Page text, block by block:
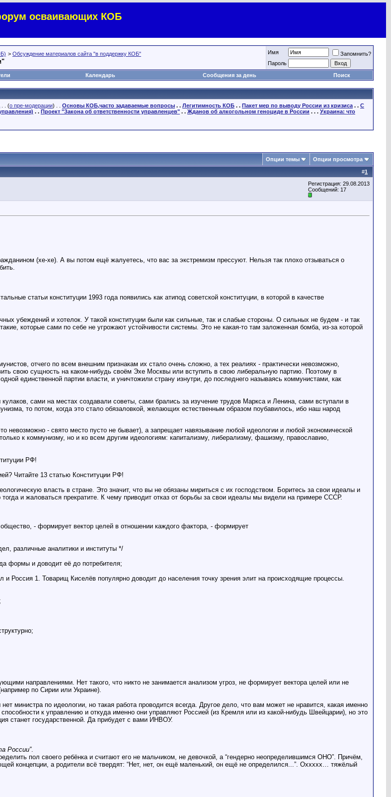
осваивающих КОБ
> Обсуждение материалов сайта "в поддержку КОБ" Имя
Запомнить?
Пароль
Календарь Сообщения за день Поиск
. . (о пре-модерации) . . Основы КОБ,часто задаваемые вопросы . . Легитимность КОБ . . Пакет мер по выводу России из кризиса . . С
. . Проект "Закона об ответственности управленцев" . . Жданов об алкогольном геноциде в России . . . Украина: что
Опции темы Опции просмотра
#1
Регистрация: 29.08.2013
Сообщений: 17
(хе-хе). А вы потом ещё жалуетесь, что вас за экстремизм прессуют. Нельзя так плохо отзываться о
статьи конституции 1993 года появились как атипод советской конституции, в которой в качестве
убеждений и хотелок. У такой конституции были как сильные, так и слабые стороны. О сильных не будем - и так
которые сами по себе не угрожают устойчивости системы. Это не какая-то там заложенная бомба, из-за которой
отчего по всем внешним признакам их стало очень сложно, а тех реалиях - практически невозможно,
свою сущность на каком-нибудь своём Эхе Москвы или вступить в свою либеральную партию. Поэтому в
единственной партии власти, и уничтожили страну изнутри, до последнего называясь коммунистами, как
сами на местах создавали советы, сами брались за изучение трудов Маркса и Ленина, сами вступали в
то потом, когда это стало обязаловкой, желающих естественным образом поубавилось, ибо наш народ
невозможно - свято место пусто не бывает), а запрещает навязывание любой идеологии и любой экономической
к коммунизму, но и ко всем другим идеологиям: капитализму, либерализму, фашизму, православию,
РФ!
Читайте 13 статью Конституции РФ!
власть в стране. Это значит, что вы не обязаны мириться с их господством. Боритесь за свои идеалы и
и жаловаться прекратите. К чему приводит отказ от борьбы за свои идеалы мы видели на примере СССР.
- формирует вектор целей в отношении каждого фактора, - формирует
различные аналитики и институты */
формы и доводит её до потребителя;
Россия 1. Товарищ Киселёв популярно доводит до населения точку зрения элит на происходящие процессы.
направлениями. Нет такого, что никто не занимается анализом угроз, не формирует вектора целей или не
по Сирии или Украине).
министра по идеологии, но такая работа проводится всегда. Другое дело, что вам может не нравится, какая именно
к управлению и откуда именно они управляют Россией (из Кремля или из какой-нибудь Швейцарии), но это
станет государственной. Да прибудет с вами ИНВОУ.
России”.
пол своего ребёнка и считают его не мальчиком, не девочкой, а “гендерно неопределившимся ОНО”. Причём,
концепции, а родители всё твердят: “Нет, нет, он ещё маленький, он ещё не определился...”. Оххххх… тяжёлый